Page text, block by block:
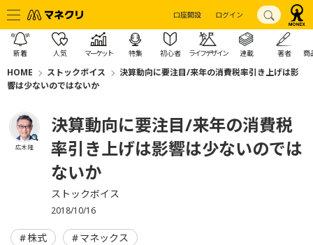
口座開設 ログイン
新着 人気 マーケット 特集 初心者 ライフデザイン 連載 著者 商
HOME ストックボイス
決算動向に要注目/来年の消費税率引き上げは影
響は少ないのではないか
広木 隆
決算動向に要注目/来年の消費税
率引き上げは影響は少ないのでは
ないか
ストックボイス
2018/10/16
株式 マネックス